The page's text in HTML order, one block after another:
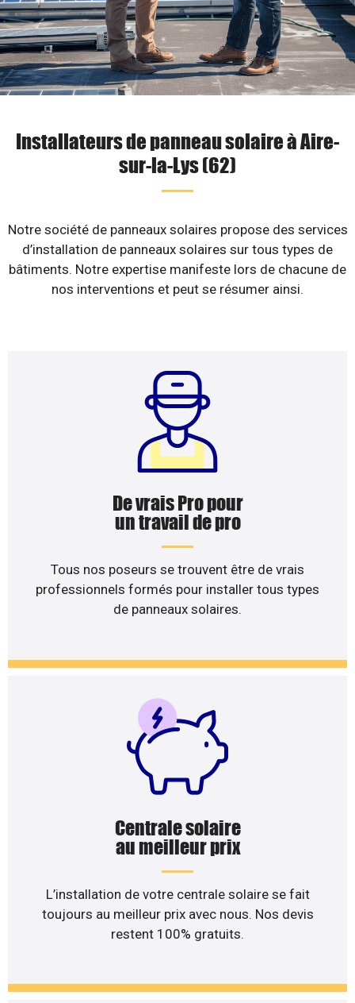
Installateurs de panneau solaire à Aire-
sur-la-Lys (62)
Notre société de panneaux solaires propose des services
d’installation de panneaux solaires sur tous types de
bâtiments. Notre expertise manifeste lors de chacune de
nos interventions et peut se résumer ainsi.
De vrais Pro pour
un travail de pro
Tous nos poseurs se trouvent être de vrais
professionnels formés pour installer tous types
de panneaux solaires.
Centrale solaire
au meilleur prix
L’installation de votre centrale solaire se fait
toujours au meilleur prix avec nous. Nos devis
restent 100% gratuits.